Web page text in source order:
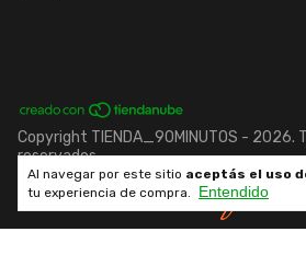
Al navegar por este sitio aceptás el uso
tu experiencia de compra.
Entendido
Copyright TIENDA_90MINUTOS - 2026.
reservados.
Desarrollado por fenrir.cl